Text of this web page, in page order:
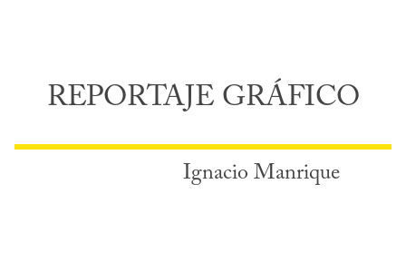
REPORTAJE GRÁFICO
Ignacio Manrique